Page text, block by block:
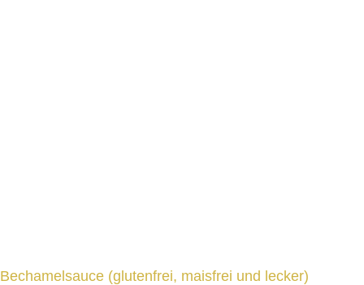
Bechamelsauce (glutenfrei, maisfrei und lecker)